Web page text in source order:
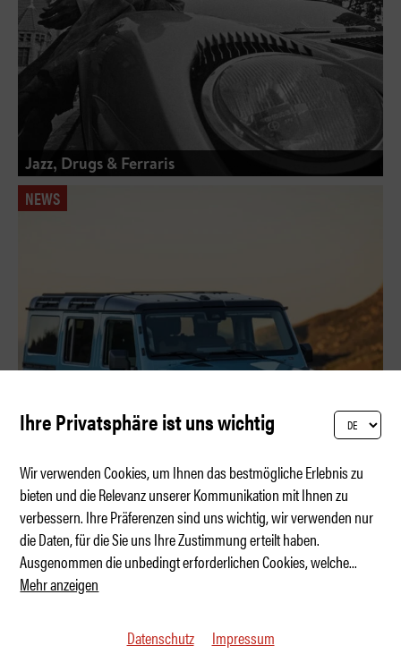
Jazz, Drugs & Ferraris
NEWS
Upgrade für den Ineos Grenadier
Ihre Privatsphäre ist uns wichtig
Wir verwenden Cookies, um Ihnen das bestmögliche Erlebnis zu
bieten und die Relevanz unserer Kommunikation mit Ihnen zu
verbessern. Ihre Präferenzen sind uns wichtig, wir verwenden nur
die Daten, für die Sie uns Ihre Zustimmung erteilt haben.
Ausgenommen die unbedingt erforderlichen Cookies, welche...
Mehr anzeigen
Datenschutz Impressum